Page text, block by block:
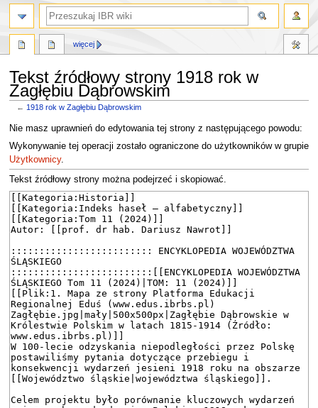
Tekst źródłowy strony 1918 rok w
Zagłębiu Dąbrowskim
← 1918 rok w Zagłębiu Dąbrowskim
Przejdź
do
nawigacji
Przejdź
do
wyszukiwania
Nie masz uprawnień do edytowania tej strony z następującego powodu:
Wykonywanie tej operacji zostało ograniczone do użytkowników w grupie
Użytkownicy.
Tekst źródłowy strony można podejrzeć i skopiować.
więcej
szukaj